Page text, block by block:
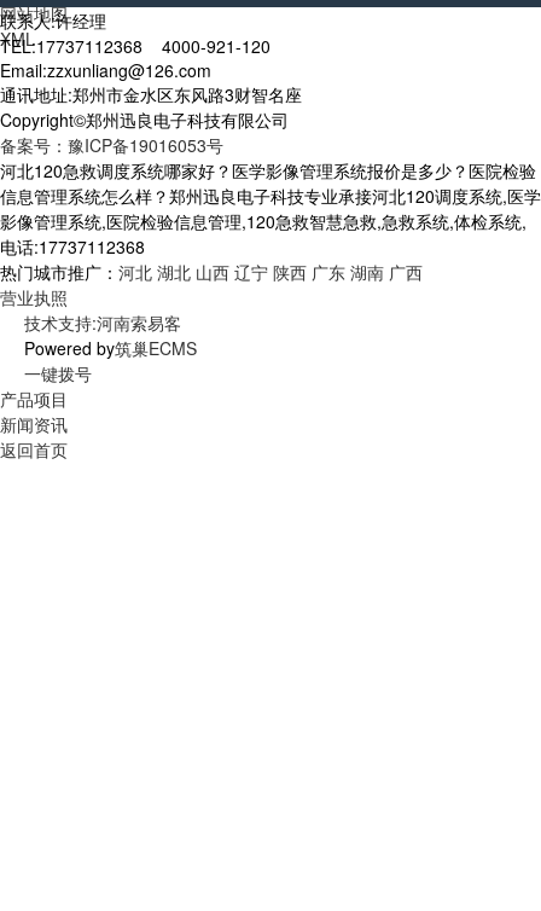
网站地图
XML
联系人:许经理
TEL:17737112368 4000-921-120
Email:zzxunliang@126.com
通讯地址:郑州市金水区东风路3财智名座
Copyright©郑州迅良电子科技有限公司
备案号：豫ICP备19016053号
河北120急救调度系统哪家好？医学影像管理系统报价是多少？医院检验
信息管理系统怎么样？郑州迅良电子科技专业承接河北120调度系统,医学
影像管理系统,医院检验信息管理,120急救智慧急救,急救系统,体检系统,
电话:17737112368
热门城市推广： 河北 湖北 山西 辽宁 陕西 广东 湖南 广西
营业执照
技术支持:河南索易客
Powered by筑巢ECMS
一键拨号
产品项目
新闻资讯
返回首页